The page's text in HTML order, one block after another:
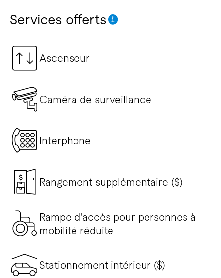
Services offerts
Ascenseur
Caméra de surveillance
Interphone
Rangement supplémentaire ($)
Rampe d'accès pour personnes à
mobilité réduite
Stationnement intérieur ($)